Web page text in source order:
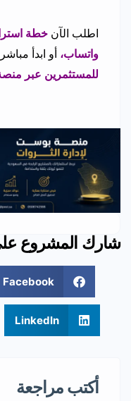
اطلب الآن خطة
واتساب، أو ابدأ
للمستثمرين عبر
شارك المشروع
Facebook
LinkedIn
أكتب مراجعة